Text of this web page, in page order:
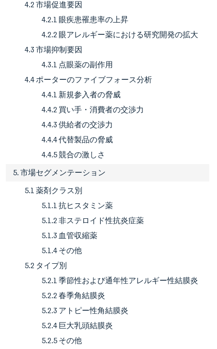
4.2 市場促進要因
4.2.1 眼疾患罹患率の上昇
4.2.2 眼アレルギー薬における研究開発の拡大
4.3 市場抑制要因
4.3.1 点眼薬の副作用
4.4 ポーターのファイブフォース分析
4.4.1 新規参入者の脅威
4.4.2 買い手・消費者の交渉力
4.4.3 供給者の交渉力
4.4.4 代替製品の脅威
4.4.5 競合の激しさ
5. 市場セグメンテーション
5.1 薬剤クラス別
5.1.1 抗ヒスタミン薬
5.1.2 非ステロイド性抗炎症薬
5.1.3 血管収縮薬
5.1.4 その他
5.2 タイプ別
5.2.1 季節性および通年性アレルギー性結膜炎
5.2.2 春季角結膜炎
5.2.3 アトピー性角結膜炎
5.2.4 巨大乳頭結膜炎
5.2.5 その他